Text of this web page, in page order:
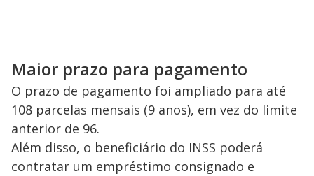
Maior prazo para pagamento
O prazo de pagamento foi ampliado para até
108 parcelas mensais (9 anos), em vez do limite
anterior de 96.
Além disso, o beneficiário do INSS poderá
contratar um empréstimo consignado e